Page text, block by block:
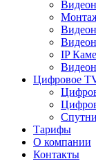
IP
Цифровое
Тарифы
О компании
Контакты